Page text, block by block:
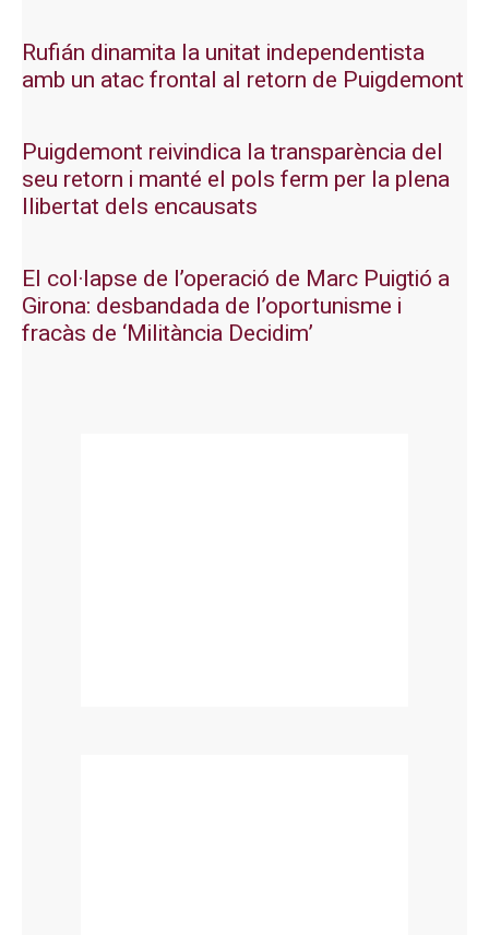
Rufián dinamita la unitat independentista
amb un atac frontal al retorn de Puigdemont
Puigdemont reivindica la transparència del
seu retorn i manté el pols ferm per la plena
llibertat dels encausats
El col·lapse de l’operació de Marc Puigtió a
Girona: desbandada de l’oportunisme i
fracàs de ‘Militància Decidim’